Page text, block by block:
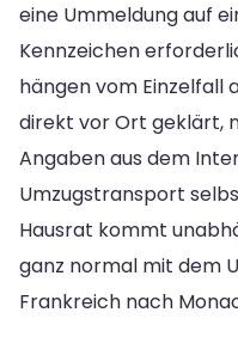
eine Ummeldung auf
Kennzeichen
hängen vom Einzelfall
direkt vor Ort geklärt,
Angaben aus dem
Umzugstransport
Hausrat kommt
ganz normal mit dem
Frankreich nach